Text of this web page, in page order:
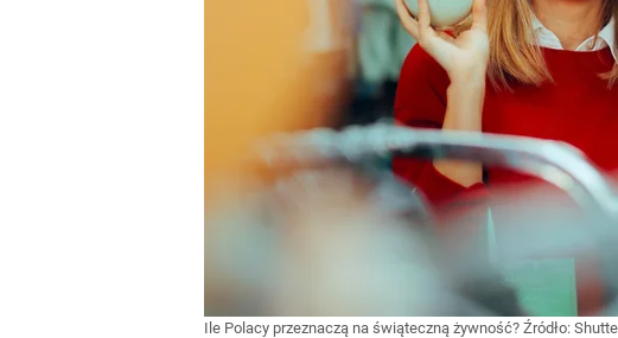
Ile Polacy przeznaczą na świąteczną żywność? Źródło: